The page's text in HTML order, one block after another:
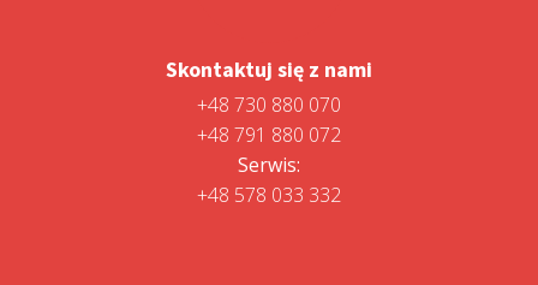
Skontaktuj się z nami
+48 730 880 070
+48 791 880 072
Serwis:
+48 578 033 332